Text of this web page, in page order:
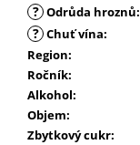
? Odrůda hroznů:
? Chuť vína:
Region:
Ročník:
Alkohol:
Objem:
Zbytkový cukr: